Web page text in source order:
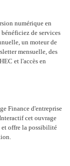
numérique en
de services
un moteur de
mensuelle, des
et l'accès en
Finance d'entreprise
cet ouvrage
et offre la possibilité